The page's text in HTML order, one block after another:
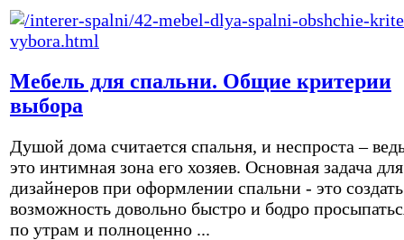
Мебель для спальни. Общие критерии
выбора
Душой дома считается спальня, и неспроста –
это интимная зона его хозяев. Основная задача для
дизайнеров при оформлении спальни - это создать
возможность довольно быстро и бодро
по утрам и полноценно ...